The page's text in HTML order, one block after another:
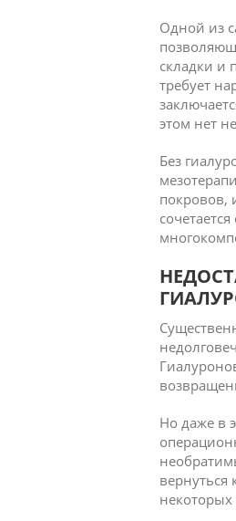
Одной из
складки и
требует
этом нет
Без
покровов,
Но даже в
некоторых